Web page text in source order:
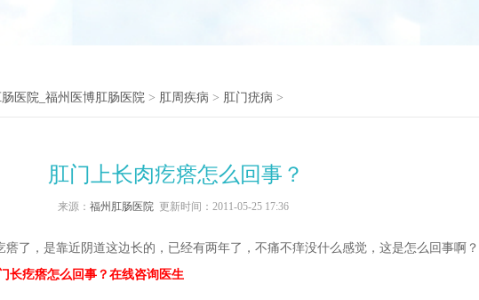
医院_福州医博肛肠医院 > 肛周疾病 > 肛门疣病 >
肛门上长肉疙瘩怎么回事？
来源： 福州肛肠医院 更新时间：2011-05-25 17:36
瘩了，是靠近阴道这边长的，已经有两年了，不痛不痒没什么感觉，这是怎么回事啊？
长疙瘩怎么回事？在线咨询医生